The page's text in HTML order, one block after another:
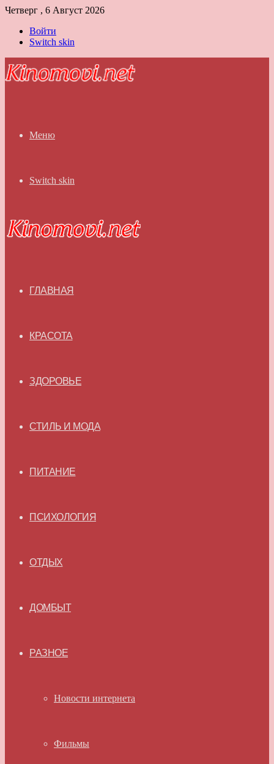
Четверг , 6 Август 2026
Войти
Switch skin
Меню
Switch skin
ГЛАВНАЯ
КРАСОТА
ЗДОРОВЬЕ
СТИЛЬ И МОДА
ПИТАНИЕ
ПСИХОЛОГИЯ
ОТДЫХ
ДОМБЫТ
РАЗНОЕ
Новости интернета
Фильмы